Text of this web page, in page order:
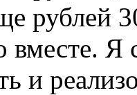
рублей
вместе.
и